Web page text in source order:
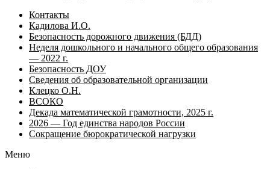
Контакты
Кадилова И.О.
Безопасность дорожного движения (БДД)
Неделя дошкольного и начального общего образования
— 2022 г.
Безопасность ДОУ
Сведения об образовательной организации
Клецко О.Н.
ВСОКО
Декада математической грамотности, 2025 г.
2026 — Год единства народов России
Сокращение бюрократической нагрузки
Меню